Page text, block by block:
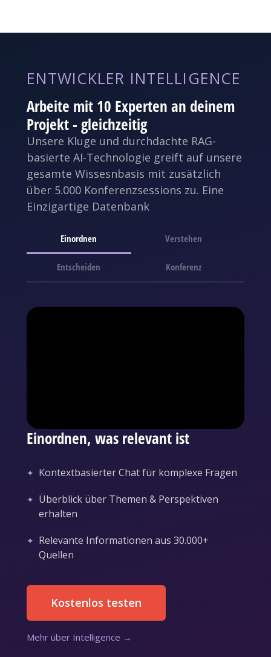
ENTWICKLER INTELLIGENCE
Arbeite mit 10 Experten an deinem
Projekt - gleichzeitig
Unsere Kluge und durchdachte RAG-
basierte AI-Technologie greift auf unsere
gesamte Wissesnbasis mit zusätzlich
über 5.000 Konferenzsessions zu. Eine
Einzigartige Datenbank
Einordnen Verstehen
Entscheiden Konferenz
Einordnen, was relevant ist
Kontextbasierter Chat für komplexe Fragen
Überblick über Themen & Perspektiven
erhalten
Relevante Informationen aus 30.000+
Quellen
Kostenlos testen
Mehr über Intelligence →